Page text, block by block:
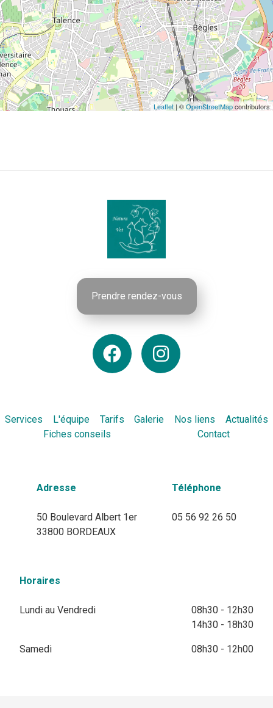
Leaflet | ©OpenStreetMapcontributors
Prendre rendez-vous
Services L'équipe Tarifs Galerie Nos liens
Actualités
Fiches conseils
Contact
Adresse
50 Boulevard Albert 1er
33800 BORDEAUX
Téléphone
05 56 92 26 50
Horaires
Lundi au Vendredi
08h30 - 12h30
14h30 - 18h30
Samedi 08h30 - 12h00